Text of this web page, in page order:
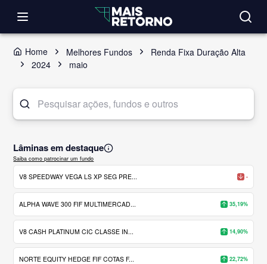
Home Melhores Fundos
Renda Fixa Duração Alta
2024
maio
Lâminas em destaque
Saiba como patrocinar um fundo
V8 SPEEDWAY VEGA LS XP SEG PRE... -
ALPHA WAVE 300 FIF MULTIMERCAD... 35,19%
V8 CASH PLATINUM CIC CLASSE IN... 14,90%
NORTE EQUITY HEDGE FIF COTAS F... 22,72%